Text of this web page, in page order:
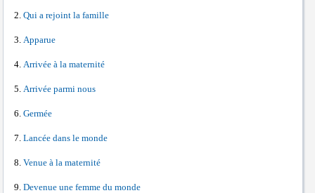
Qui a rejoint la famille
Apparue
Arrivée à la maternité
Arrivée parmi nous
Germée
Lancée dans le monde
Venue à la maternité
Devenue une femme du monde